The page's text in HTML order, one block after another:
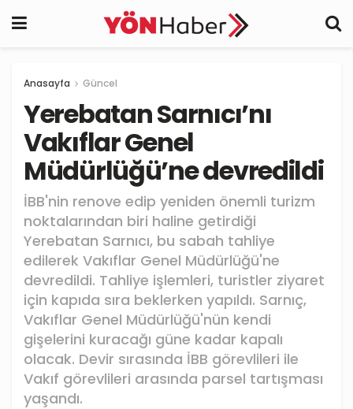
Anasayfa Güncel
Yerebatan Sarnıcı’nı
Vakıflar Genel
Müdürlüğü’ne devredildi
İBB'nin renove edip yeniden önemli turizm
noktalarından biri haline getirdiği
Yerebatan Sarnıcı, bu sabah tahliye
edilerek Vakıflar Genel Müdürlüğü'ne
devredildi. Tahliye işlemleri, turistler ziyaret
için kapıda sıra beklerken yapıldı. Sarnıç,
Vakıflar Genel Müdürlüğü'nün kendi
gişelerini kuracağı güne kadar kapalı
olacak. Devir sırasında İBB görevlileri ile
Vakıf görevlileri arasında parsel tartışması
yaşandı.